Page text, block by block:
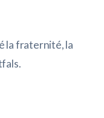
la fraternité, la